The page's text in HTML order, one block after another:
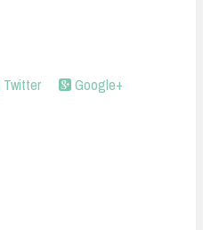
Twitter
Google+